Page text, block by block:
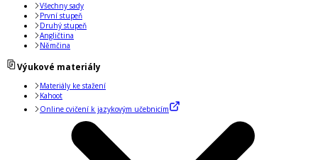
Všechny sady
První stupeň
Druhý stupeň
Angličtina
Němčina
Výukové materiály
Materiály ke stažení
Kahoot
Online cvičení k jazykovým učebnicím